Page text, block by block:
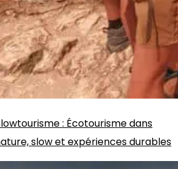
: Écotourisme dans
slow et expériences durables